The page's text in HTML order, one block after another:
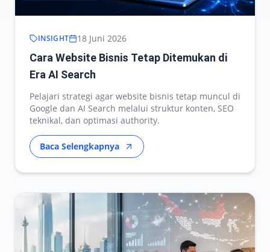
INSIGHT 18 Juni 2026
Cara Website Bisnis Tetap Ditemukan di
Era AI Search
Pelajari strategi agar website bisnis tetap muncul di
Google dan AI Search melalui struktur konten, SEO
teknikal, dan optimasi authority.
Baca Selengkapnya